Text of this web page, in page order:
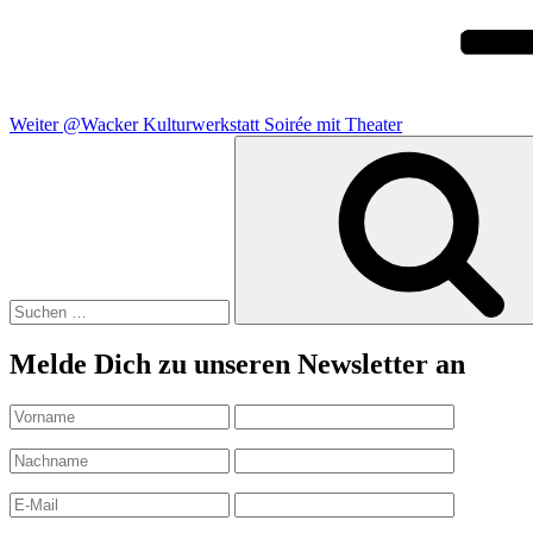
Weiter @Wacker Kulturwerkstatt Soirée mit Theater
Melde Dich zu unseren Newsletter an